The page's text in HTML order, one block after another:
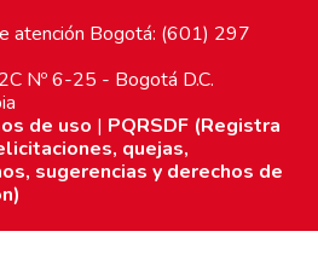
atención Bogotá: (601) 297
Nº 6-25 - Bogotá D.C.
de uso | PQRSDF (Registra
quejas,
sugerencias y derechos de